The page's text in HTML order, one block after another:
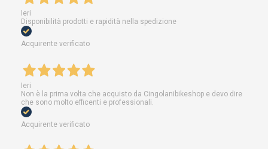
Ieri
Disponibilità prodotti e rapidità nella spedizione
Acquirente verificato
Ieri
Non è la prima volta che acquisto da Cingolanibikeshop e devo dire
che sono molto efficenti e professionali.
Acquirente verificato